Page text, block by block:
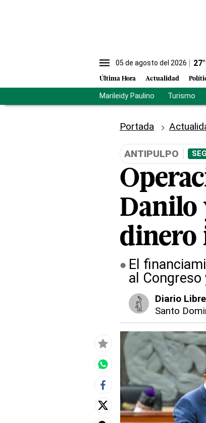
05 de agosto del 2026 27
Última Hora Actualidad
Marileidy Paulino Turismo
Portada
ANTIPULPO
Danilo
dinero
El
al
Diario Libre
Santo